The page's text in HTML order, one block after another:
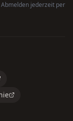
jederzeit per